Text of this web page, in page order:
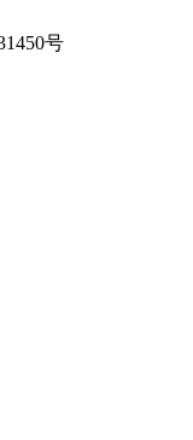
号